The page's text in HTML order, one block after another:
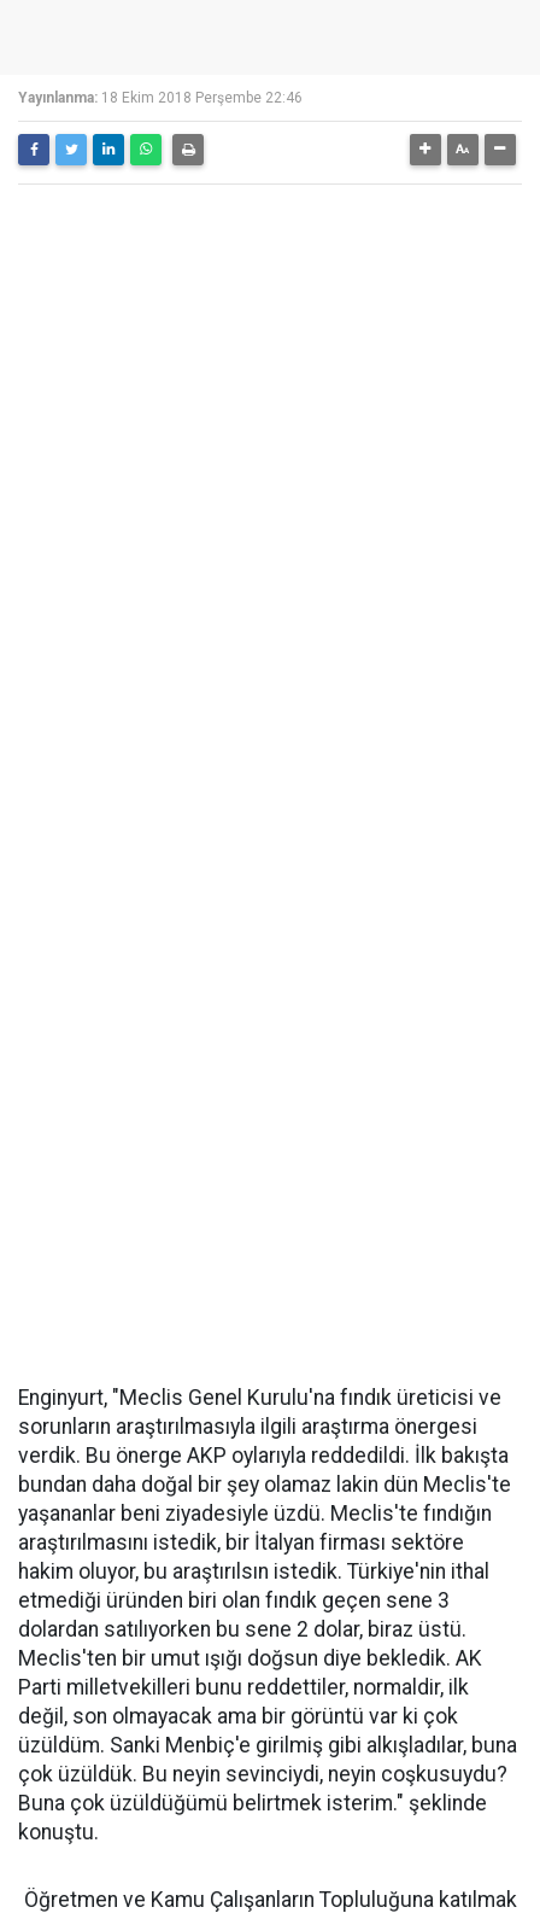
Yayınlanma: 18 Ekim 2018 Perşembe 22:46
Enginyurt, "Meclis Genel Kurulu'na fındık üreticisi ve
sorunların araştırılmasıyla ilgili araştırma önergesi
verdik. Bu önerge AKP oylarıyla reddedildi. İlk bakışta
bundan daha doğal bir şey olamaz lakin dün Meclis'te
yaşananlar beni ziyadesiyle üzdü. Meclis'te fındığın
araştırılmasını istedik, bir İtalyan firması sektöre
hakim oluyor, bu araştırılsın istedik. Türkiye'nin ithal
etmediği üründen biri olan fındık geçen sene 3
dolardan satılıyorken bu sene 2 dolar, biraz üstü.
Meclis'ten bir umut ışığı doğsun diye bekledik. AK
Parti milletvekilleri bunu reddettiler, normaldir, ilk
değil, son olmayacak ama bir görüntü var ki çok
üzüldüm. Sanki Menbiç'e girilmiş gibi alkışladılar, buna
çok üzüldük. Bu neyin sevinciydi, neyin coşkusuydu?
Buna çok üzüldüğümü belirtmek isterim." şeklinde
konuştu.
Öğretmen ve Kamu Çalışanların Topluluğuna katılmak